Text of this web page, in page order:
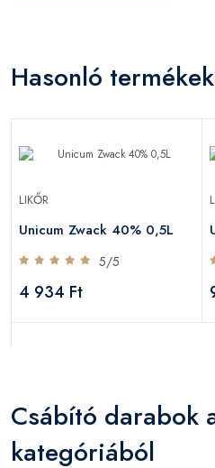
Hasonló termékek
LIKŐR
Unicum Zwack 40% 0,5L
5/5
4 934 Ft
Csábító darabok
kategóriából